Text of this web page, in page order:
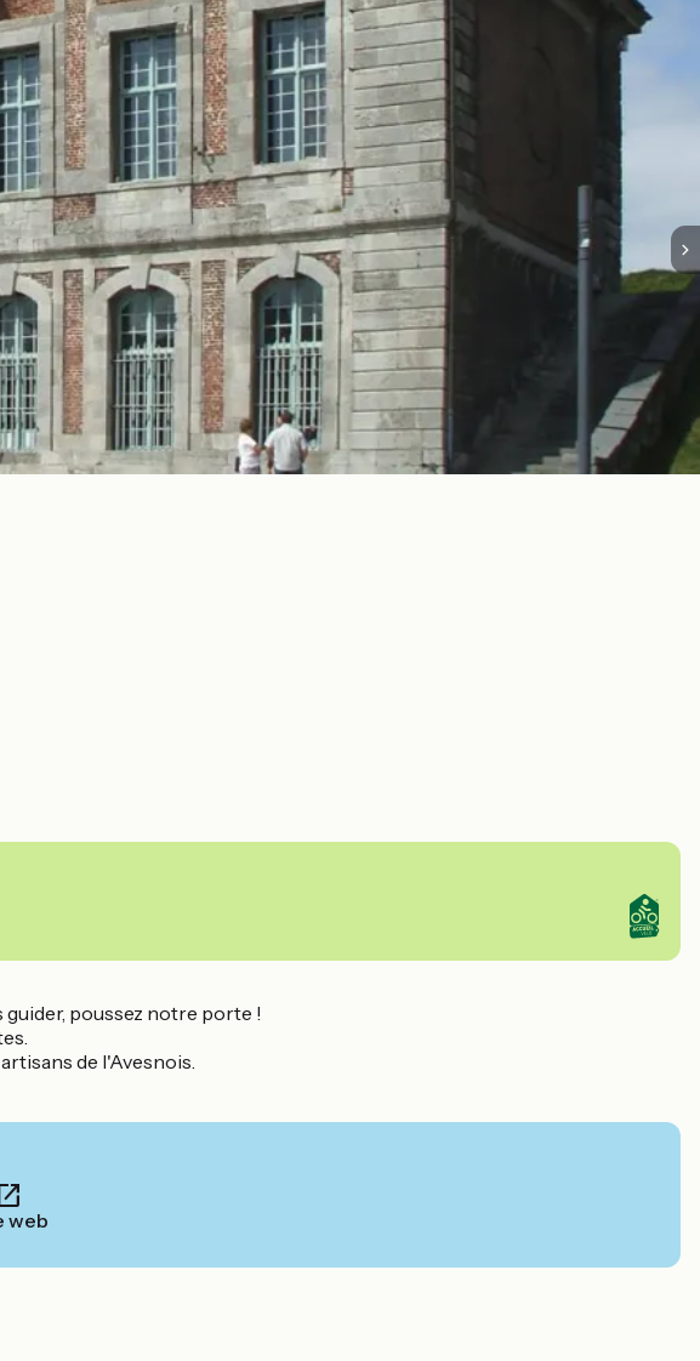
guider, poussez notre porte !
de l'Avesnois.
web